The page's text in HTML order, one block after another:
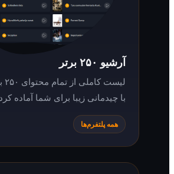
لیست کاملی از تمام محتوای ۲۵۰ برتر جهان را
با چیدمانی زیبا برای شما آماده کرده‌ایم.
همه پلتفرم‌ها